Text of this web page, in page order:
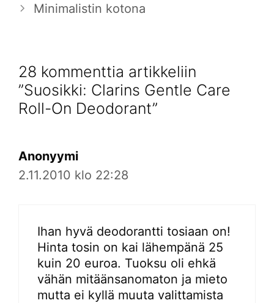
Minimalistin kotona
28 kommenttia artikkeliin
”Suosikki: Clarins Gentle Care
Roll-On Deodorant”
Anonyymi
2.11.2010 klo 22:28
Ihan hyvä deodorantti tosiaan on!
Hinta tosin on kai lähempänä 25
kuin 20 euroa. Tuoksu oli ehkä
vähän mitäänsanomaton ja mieto
mutta ei kyllä muuta valittamista